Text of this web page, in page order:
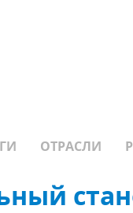
ОТРАСЛИ